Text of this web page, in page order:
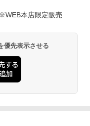
本店限定販売
優先表示させる